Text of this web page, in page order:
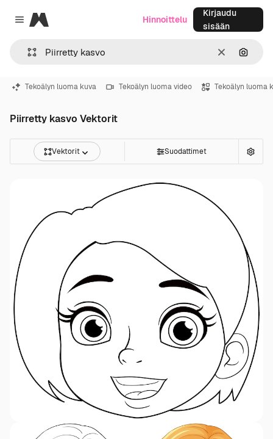
Close menu
Magnific
SelkeäHae
Hinnoittelu
Kirjaudu
sisään
Tekoälyn luoma kuva Tekoälyn luoma video Tekoälyn luoma
Piirretty kasvo Vektorit
Vektorit Suodattimet